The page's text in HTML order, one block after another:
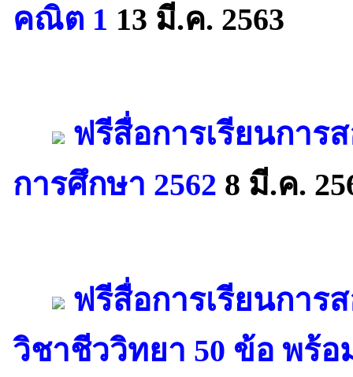
คณิต 1 13 มี.ค. 2563
ฟรีสื่อการเรียนการ
การศึกษา 2562 8 มี.ค.
ฟรีสื่อการเรียนกา
วิชาชีววิทยา 50 ข้อ พร้อ